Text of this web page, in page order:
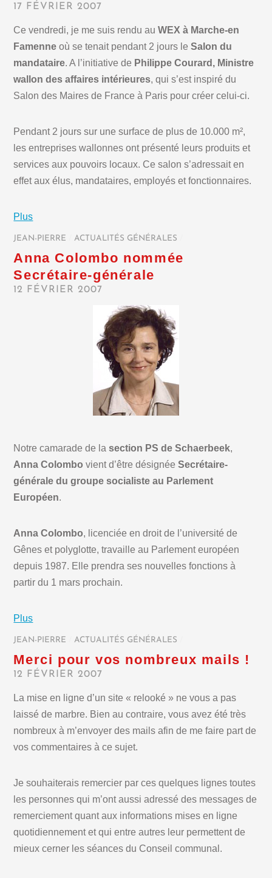
17 FÉVRIER 2007
Ce vendredi, je me suis rendu auWEX à Marche-en
Famenne où se tenait pendant 2 jours leSalon du
mandataire. A l’initiative de Philippe Courard, Ministre
wallon des affaires intérieures, qui s’est inspiré du
Salon des Maires de France à Paris pour créer celui-ci.
Pendant 2 jours sur une surface de plus de 10.000 m²,
les entreprises wallonnes ont présenté leurs produits et
services aux pouvoirs locaux. Ce salon s’adressait en
effet aux élus, mandataires, employés et fonctionnaires.
Plus
JEAN-PIERRE ACTUALITÉS GÉNÉRALES
Anna Colombo nommée
Secrétaire-générale
12 FÉVRIER 2007
Notre camarade de lasection PS de Schaerbeek,
Anna Colombo vient d’être désignéeSecrétaire-
générale du groupe socialiste au Parlement
Européen.
Anna Colombo, licenciée en droit de l’université de
Gênes et polyglotte, travaille au Parlement européen
depuis 1987. Elle prendra ses nouvelles fonctions à
partir du 1 mars prochain.
Plus
JEAN-PIERRE ACTUALITÉS GÉNÉRALES
Merci pour vos nombreux mails !
12 FÉVRIER 2007
La mise en ligne d’un site « relooké » ne vous a pas
laissé de marbre. Bien au contraire, vous avez été très
nombreux à m’envoyer des mails afin de me faire part de
vos commentaires à ce sujet.
Je souhaiterais remercier par ces quelques lignes toutes
les personnes qui m’ont aussi adressé des messages de
remerciement quant aux informations mises en ligne
quotidiennement et qui entre autres leur permettent de
mieux cerner les séances du Conseil communal.